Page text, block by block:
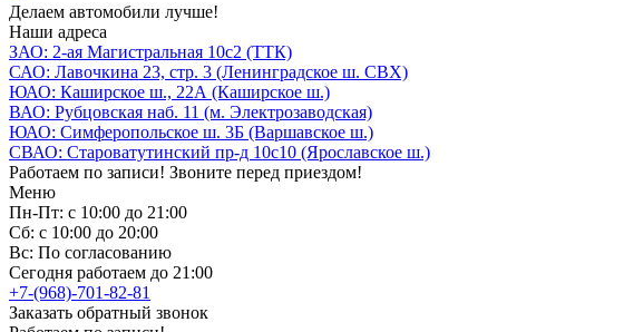
Делаем автомобили лучше!
Наши адреса
ЗАО: 2-ая Магистральная 10с2 (ТТК)
САО: Лавочкина 23, стр. 3 (Ленинградское ш. СВХ)
ЮАО: Каширское ш., 22А (Каширское ш.)
ВАО: Рубцовская наб. 11 (м. Электрозаводская)
ЮАО: Симферопольское ш. 3Б (Варшавское ш.)
СВАО: Староватутинский пр-д 10с10 (Ярославское ш.)
Работаем по записи! Звоните перед приездом!
Меню
Пн-Пт: с 10:00 до 21:00
Сб: с 10:00 до 20:00
Вс: По согласованию
Сегодня работаем до 21:00
+7-(968)-701-82-81
Заказать обратный звонок